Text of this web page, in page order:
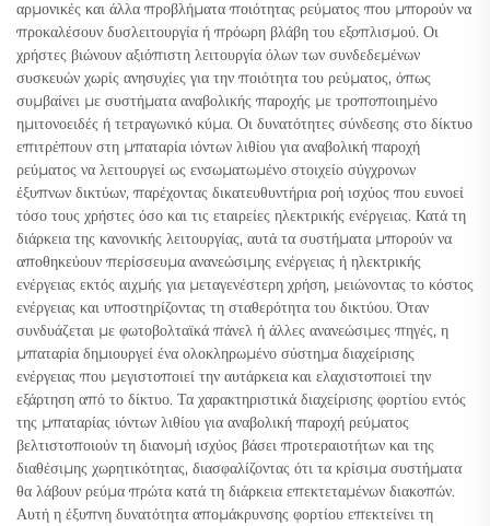
αρμονικές και άλλα προβλήματα ποιότητας ρεύματος που μπορούν να
προκαλέσουν δυσλειτουργία ή πρόωρη βλάβη του εξοπλισμού. Οι
χρήστες βιώνουν αξιόπιστη λειτουργία όλων των συνδεδεμένων
συσκευών χωρίς ανησυχίες για την ποιότητα του ρεύματος, όπως
συμβαίνει με συστήματα αναβολικής παροχής με τροποποιημένο
ημιτονοειδές ή τετραγωνικό κύμα. Οι δυνατότητες σύνδεσης στο δίκτυο
επιτρέπουν στη μπαταρία ιόντων λιθίου για αναβολική παροχή
ρεύματος να λειτουργεί ως ενσωματωμένο στοιχείο σύγχρονων
έξυπνων δικτύων, παρέχοντας δικατευθυντήρια ροή ισχύος που ευνοεί
τόσο τους χρήστες όσο και τις εταιρείες ηλεκτρικής ενέργειας. Κατά τη
διάρκεια της κανονικής λειτουργίας, αυτά τα συστήματα μπορούν να
αποθηκεύουν περίσσευμα ανανεώσιμης ενέργειας ή ηλεκτρικής
ενέργειας εκτός αιχμής για μεταγενέστερη χρήση, μειώνοντας το κόστος
ενέργειας και υποστηρίζοντας τη σταθερότητα του δικτύου. Όταν
συνδυάζεται με φωτοβολταϊκά πάνελ ή άλλες ανανεώσιμες πηγές, η
μπαταρία δημιουργεί ένα ολοκληρωμένο σύστημα διαχείρισης
ενέργειας που μεγιστοποιεί την αυτάρκεια και ελαχιστοποιεί την
εξάρτηση από το δίκτυο. Τα χαρακτηριστικά διαχείρισης φορτίου εντός
της μπαταρίας ιόντων λιθίου για αναβολική παροχή ρεύματος
βελτιστοποιούν τη διανομή ισχύος βάσει προτεραιοτήτων και της
διαθέσιμης χωρητικότητας, διασφαλίζοντας ότι τα κρίσιμα συστήματα
θα λάβουν ρεύμα πρώτα κατά τη διάρκεια επεκτεταμένων διακοπών.
Αυτή η έξυπνη δυνατότητα απομάκρυνσης φορτίου επεκτείνει τη